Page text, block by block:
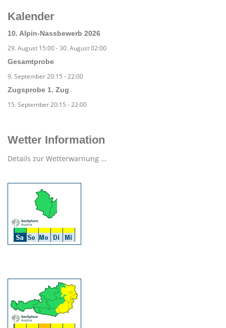
Kalender
10. Alpin-Nassbewerb 2026
29. August 15:00-30. August 02:00
Gesamtprobe
9. September 20:15 -22:00
Zugsprobe 1. Zug
15. September 20:15 -22:00
Wetter Information
Details zur Wetterwarnung ...